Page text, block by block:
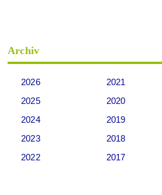
Archiv
2026
2025
2024
2023
2022
2021
2020
2019
2018
2017